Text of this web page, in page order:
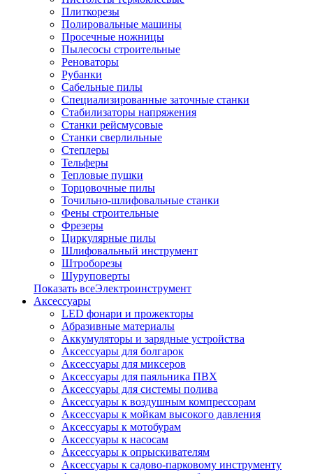
Плиткорезы
Полировальные машины
Просечные ножницы
Пылесосы строительные
Реноваторы
Рубанки
Сабельные пилы
Специализированные заточные станки
Стабилизаторы напряжения
Станки рейсмусовые
Станки сверлильные
Степлеры
Тельферы
Тепловые пушки
Торцовочные пилы
Точильно-шлифовальные станки
Фены строительные
Фрезеры
Циркулярные пилы
Шлифовальный инструмент
Штроборезы
Шуруповерты
Показать всеЭлектроинструмент
Аксессуары
LED фонари и прожекторы
Абразивные материалы
Аккумуляторы и зарядные устройства
Аксессуары для болгарок
Аксессуары для миксеров
Аксессуары для паяльника ПВХ
Аксессуары для системы полива
Аксессуары к воздушным компрессорам
Аксессуары к мойкам высокого давления
Аксессуары к мотобурам
Аксессуары к насосам
Аксессуары к опрыскивателям
Аксессуары к садово-парковому инструменту